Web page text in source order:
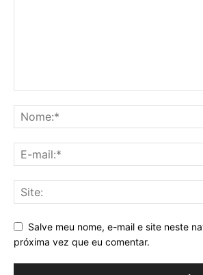
Salve meu nome, e-mail e site neste
próxima vez que eu comentar.